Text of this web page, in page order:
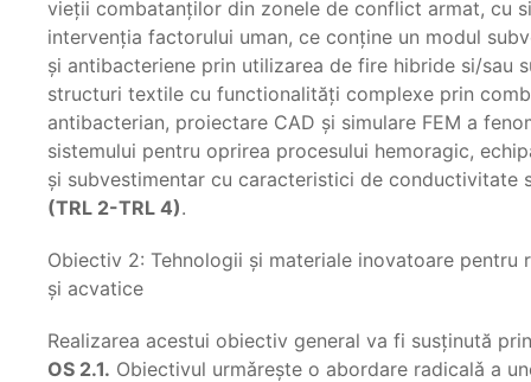
vieţii combatanţilor din zonele de conflict armat, cu
intervenția factorului uman, ce conţine un modul
şi antibacteriene prin utilizarea de fire hibride si/sau
structuri textile cu functionalităţi complexe prin
antibacterian, proiectare CAD și simulare FEM a
sistemului pentru oprirea procesului hemoragic,
şi subvestimentar cu caracteristici de
(TRL 2-TRL 4).
Obiectiv 2: Tehnologii și materiale inovatoare pentru
şi acvatice
Realizarea acestui obiectiv general va fi susținută
OS 2.1. Obiectivul urmǎreşte o abordare radicalǎ a